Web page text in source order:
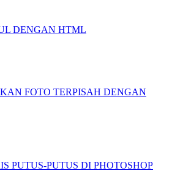
DENGAN HTML
FOTO TERPISAH DENGAN
PUTUS-PUTUS DI PHOTOSHOP